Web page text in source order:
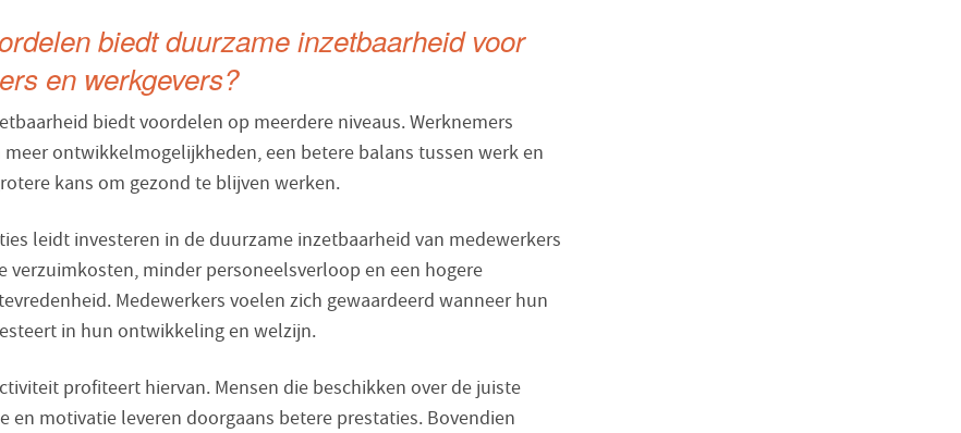
biedt duurzame inzetbaarheid voor
en werkgevers?
biedt voordelen op meerdere niveaus. Werknemers
ontwikkelmogelijkheden, een betere balans tussen werk en
kans om gezond te blijven werken.
leidt investeren in de duurzame inzetbaarheid van medewerkers
verzuimkosten, minder personeelsverloop en een hogere
Medewerkers voelen zich gewaardeerd wanneer hun
in hun ontwikkeling en welzijn.
profiteert hiervan. Mensen die beschikken over de juiste
en motivatie leveren doorgaans betere prestaties. Bovendien